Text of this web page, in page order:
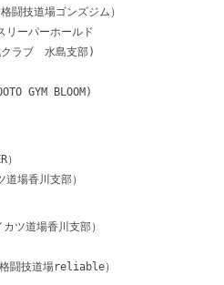
道場ゴンズジム）
ーパーホールド
ブ 水島支部)
GYM BLOOM)
場香川支部）
場香川支部）
技道場reliable）